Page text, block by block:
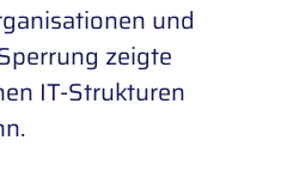
und
zeigte
IT-Strukturen